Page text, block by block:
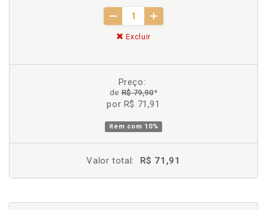
Excluir
Preço:
deR$ 79,90*
por R$ 71,91
item com 10%
Valor total: R$ 71,91